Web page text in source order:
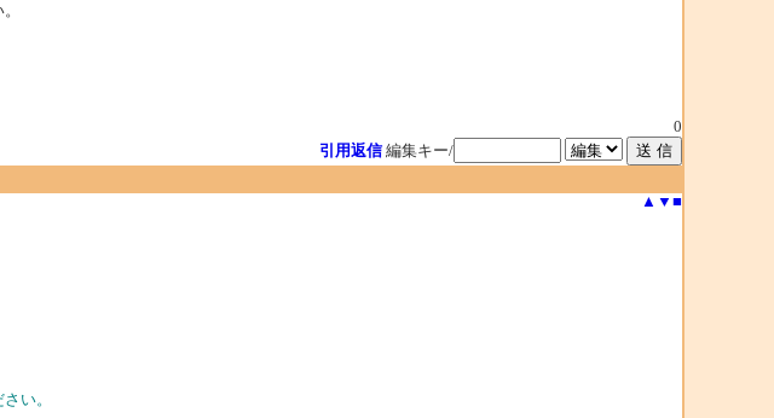
0
引用返信 編集キー/
▲ ▼ ■
い。